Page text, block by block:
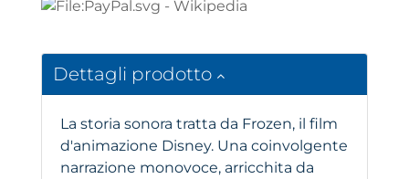
Dettagli prodotto
La storia sonora tratta da Frozen, il film
d'animazione Disney. Una coinvolgente
narrazione monovoce, arricchita da